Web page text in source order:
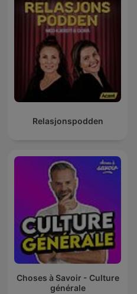
Relasjonspodden
Choses à Savoir - Culture
générale